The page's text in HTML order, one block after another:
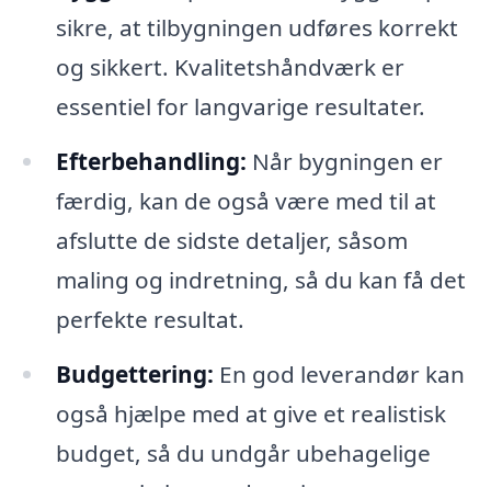
sikre, at tilbygningen udføres korrekt
og sikkert. Kvalitetshåndværk er
essentiel for langvarige resultater.
Efterbehandling: Når bygningen er
færdig, kan de også være med til at
afslutte de sidste detaljer, såsom
maling og indretning, så du kan få det
perfekte resultat.
Budgettering: En god leverandør kan
også hjælpe med at give et realistisk
budget, så du undgår ubehagelige